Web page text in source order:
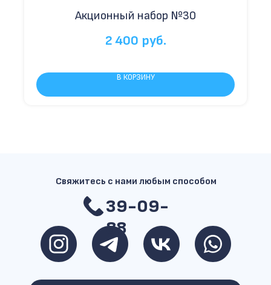
Акционный набор №30
2 400 руб.
В КОРЗИНУ
39-09-
88
Свяжитесь с нами любым способом